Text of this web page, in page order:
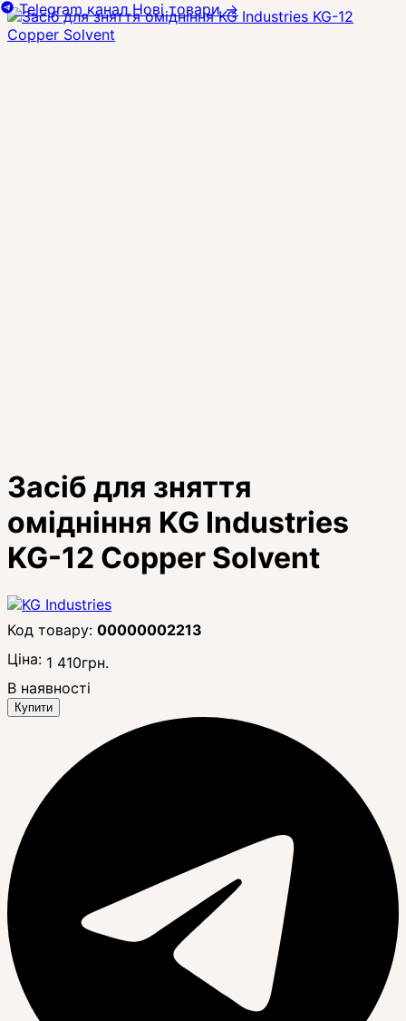
Засіб для зняття
омідніння KG Industries
KG-12 Copper Solvent
00000002213
Ціна: 1 410грн.
В наявності
Купити
Telegram канал Нові товари→